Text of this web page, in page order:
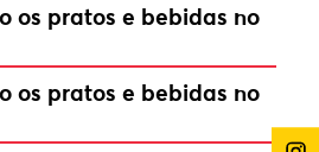
os pratos e bebidas no
os pratos e bebidas no